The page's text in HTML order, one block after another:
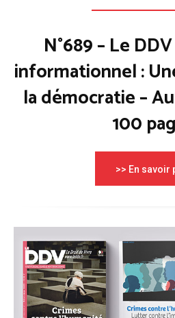
N°689 – Le
informationnel :
la démocratie –
100
>> En savoir